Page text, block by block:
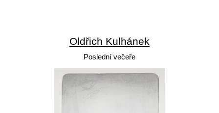
Oldřich Kulhánek
Poslední večeře